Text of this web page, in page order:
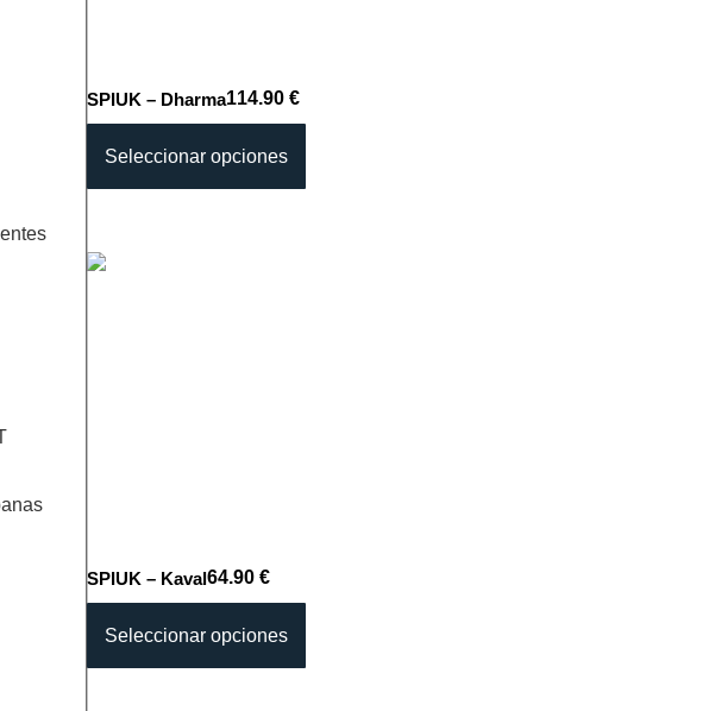
SPIUK – Dharma114.90 €
Seleccionar opciones
SPIUK – Kaval64.90 €
Seleccionar opciones